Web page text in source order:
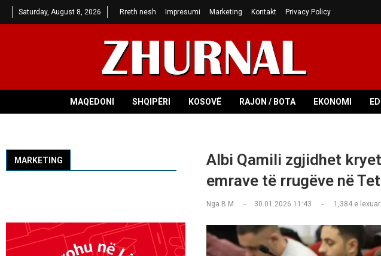
Saturday, August 8, 2026 Rreth nesh Impresumi Marketing Kontakt Privacy Policy
MAQEDONI SHQIPËRI KOSOVË RAJON / BOTA EKONOMI
Albi Qamili zgjidhet
emrave të rrugëve në
Nga B.M 30.01.2026 11:43 1,384e lexuar
MARKETING